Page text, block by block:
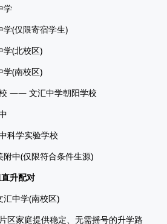
(仅限寄宿学生)
(北校区)
(南校区)
—— 文汇中学朝阳学校
学实验学校
(仅限符合条件生源)
升配对
中学(南校区)
家庭提供稳定、无需摇号的升学路